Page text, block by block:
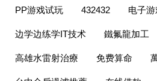
PP游戏试玩 432432 电子
边学边练学IT技术 鐵氟龍加工
高雄水雷射治療 免费算命